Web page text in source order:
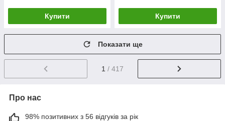
Купити Купити
Показати ще
1 / 417
Про нас
98% позитивних з 56 відгуків за рік